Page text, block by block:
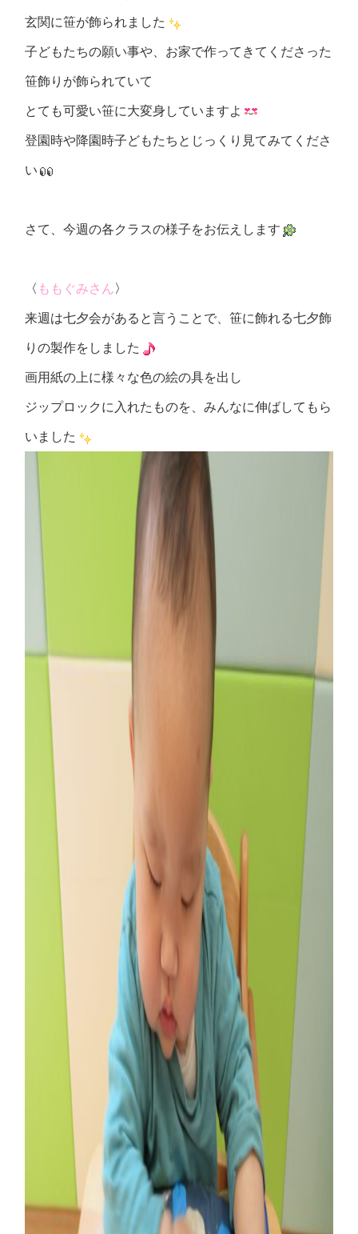
玄関に笹が飾られました
子どもたちの願い事や、お家で作ってきてくださった
笹飾りが飾られていて
とても可愛い笹に大変身していますよ
登園時や降園時子どもたちとじっくり見てみてくださ
い
さて、今週の各クラスの様子をお伝えします
〈 ももぐみさん〉
来週は七夕会があると言うことで、笹に飾れる七夕飾
りの製作をしました
画用紙の上に様々な色の絵の具を出し
ジップロックに入れたものを、みんなに伸ばしてもら
いました